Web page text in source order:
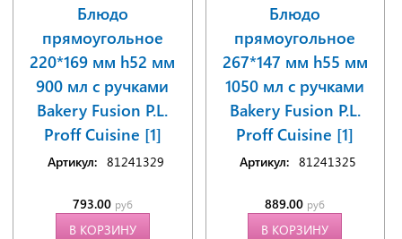
Блюдо
прямоугольное
220*169 мм h52 мм
900 мл с ручками
Bakery Fusion P.L.
Proff Cuisine [1]
Артикул: 81241329
793.00 руб
В КОРЗИНУ
Блюдо
прямоугольное
267*147 мм h55 мм
1050 мл с ручками
Bakery Fusion P.L.
Proff Cuisine [1]
Артикул: 81241325
889.00 руб
В КОРЗИНУ